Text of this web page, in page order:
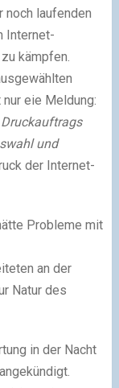
noch laufenden
Internet-
kämpfen.
eie Meldung:
und
der Internet-
Probleme mit
an der
Natur des
in der Nacht